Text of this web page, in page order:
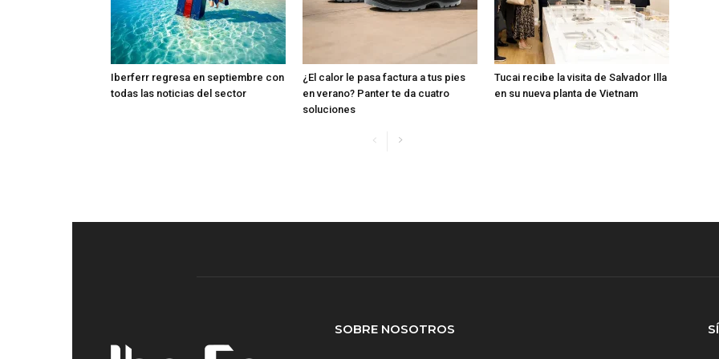
Iberferr regresa en septiembre con
todas las noticias del sector
¿El calor le pasa factura a tus pies
en verano? Panter te da cuatro
soluciones
Tucai recibe la visita de Salvador Illa
en su nueva planta de Vietnam
SOBRE NOSOTROS